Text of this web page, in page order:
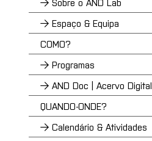
→ Espaço & Equipa
COMO?
→ Programas
→ AND Doc | Acervo Digital
QUANDO-ONDE?
→ Calendário & Atividades